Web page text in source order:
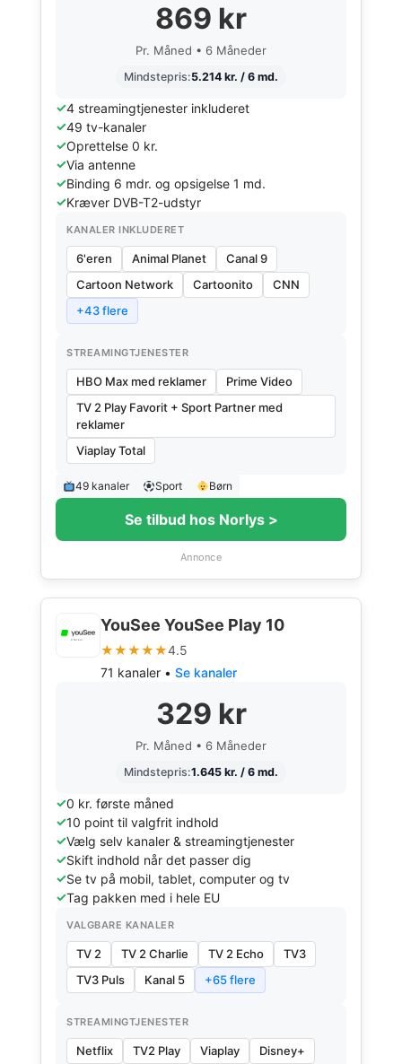
869 kr
Pr. Måned • 6 Måneder
Mindstepris:5.214 kr. / 6 md.
4 streamingtjenester inkluderet
49 tv-kanaler
Oprettelse 0 kr.
Via antenne
Binding 6 mdr. og opsigelse 1 md.
Kræver DVB-T2-udstyr
KANALER INKLUDERET
6'eren Animal Planet
Canal 9
Cartoon Network
Cartoonito
CNN
+43 flere
STREAMINGTJENESTER
HBO Max med reklamer
Prime Video
TV 2 Play Favorit + Sport Partner med
reklamer
Viaplay Total
49 kanaler Sport Børn
Se tilbud hos Norlys >
Annonce
YouSee YouSee Play 10
★★★★★4.5
71 kanaler • Se kanaler
329 kr
Pr. Måned • 6 Måneder
Mindstepris:1.645 kr. / 6 md.
0 kr. første måned
10 point til valgfrit indhold
Vælg selv kanaler & streamingtjenester
Skift indhold når det passer dig
Se tv på mobil, tablet, computer og tv
Tag pakken med i hele EU
VALGBARE KANALER
TV 2 TV 2 Charlie TV 2 Echo
TV3
TV3 Puls
Kanal 5 +65 flere
STREAMINGTJENESTER
Netflix TV2 Play Viaplay Disney+